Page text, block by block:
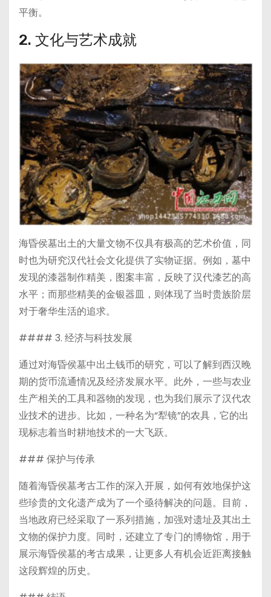
平衡。
2. 文化与艺术成就
海昏侯墓出土的大量文物不仅具有极高的艺术价值，同
时也为研究汉代社会文化提供了实物证据。例如，墓中
发现的漆器制作精美，图案丰富，反映了汉代漆艺的高
水平；而那些精美的金银器皿，则体现了当时贵族阶层
对于奢华生活的追求。
#### 3. 经济与科技发展
通过对海昏侯墓中出土钱币的研究，可以了解到西汉晚
期的货币流通情况及经济发展水平。此外，一些与农业
生产相关的工具和器物的发现，也为我们展示了汉代农
业技术的进步。比如，一种名为“犁镜”的农具，它的出
现标志着当时耕地技术的一大飞跃。
### 保护与传承
随着海昏侯墓考古工作的深入开展，如何有效地保护这
些珍贵的文化遗产成为了一个亟待解决的问题。目前，
当地政府已经采取了一系列措施，加强对遗址及其出土
文物的保护力度。同时，还建立了专门的博物馆，用于
展示海昏侯墓的考古成果，让更多人有机会近距离接触
这段辉煌的历史。